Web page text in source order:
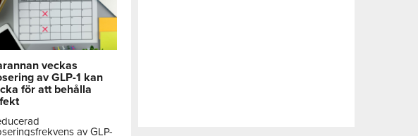
veckas
av GLP-1 kan
för att behålla
av GLP-